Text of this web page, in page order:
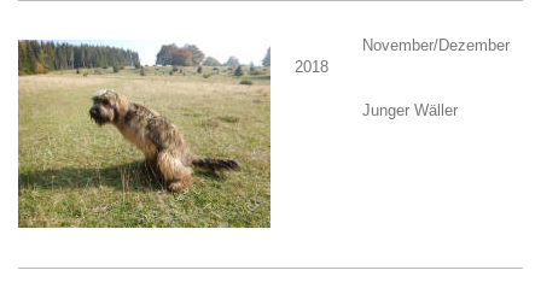
November/Dezember
2018
Junger Wäller